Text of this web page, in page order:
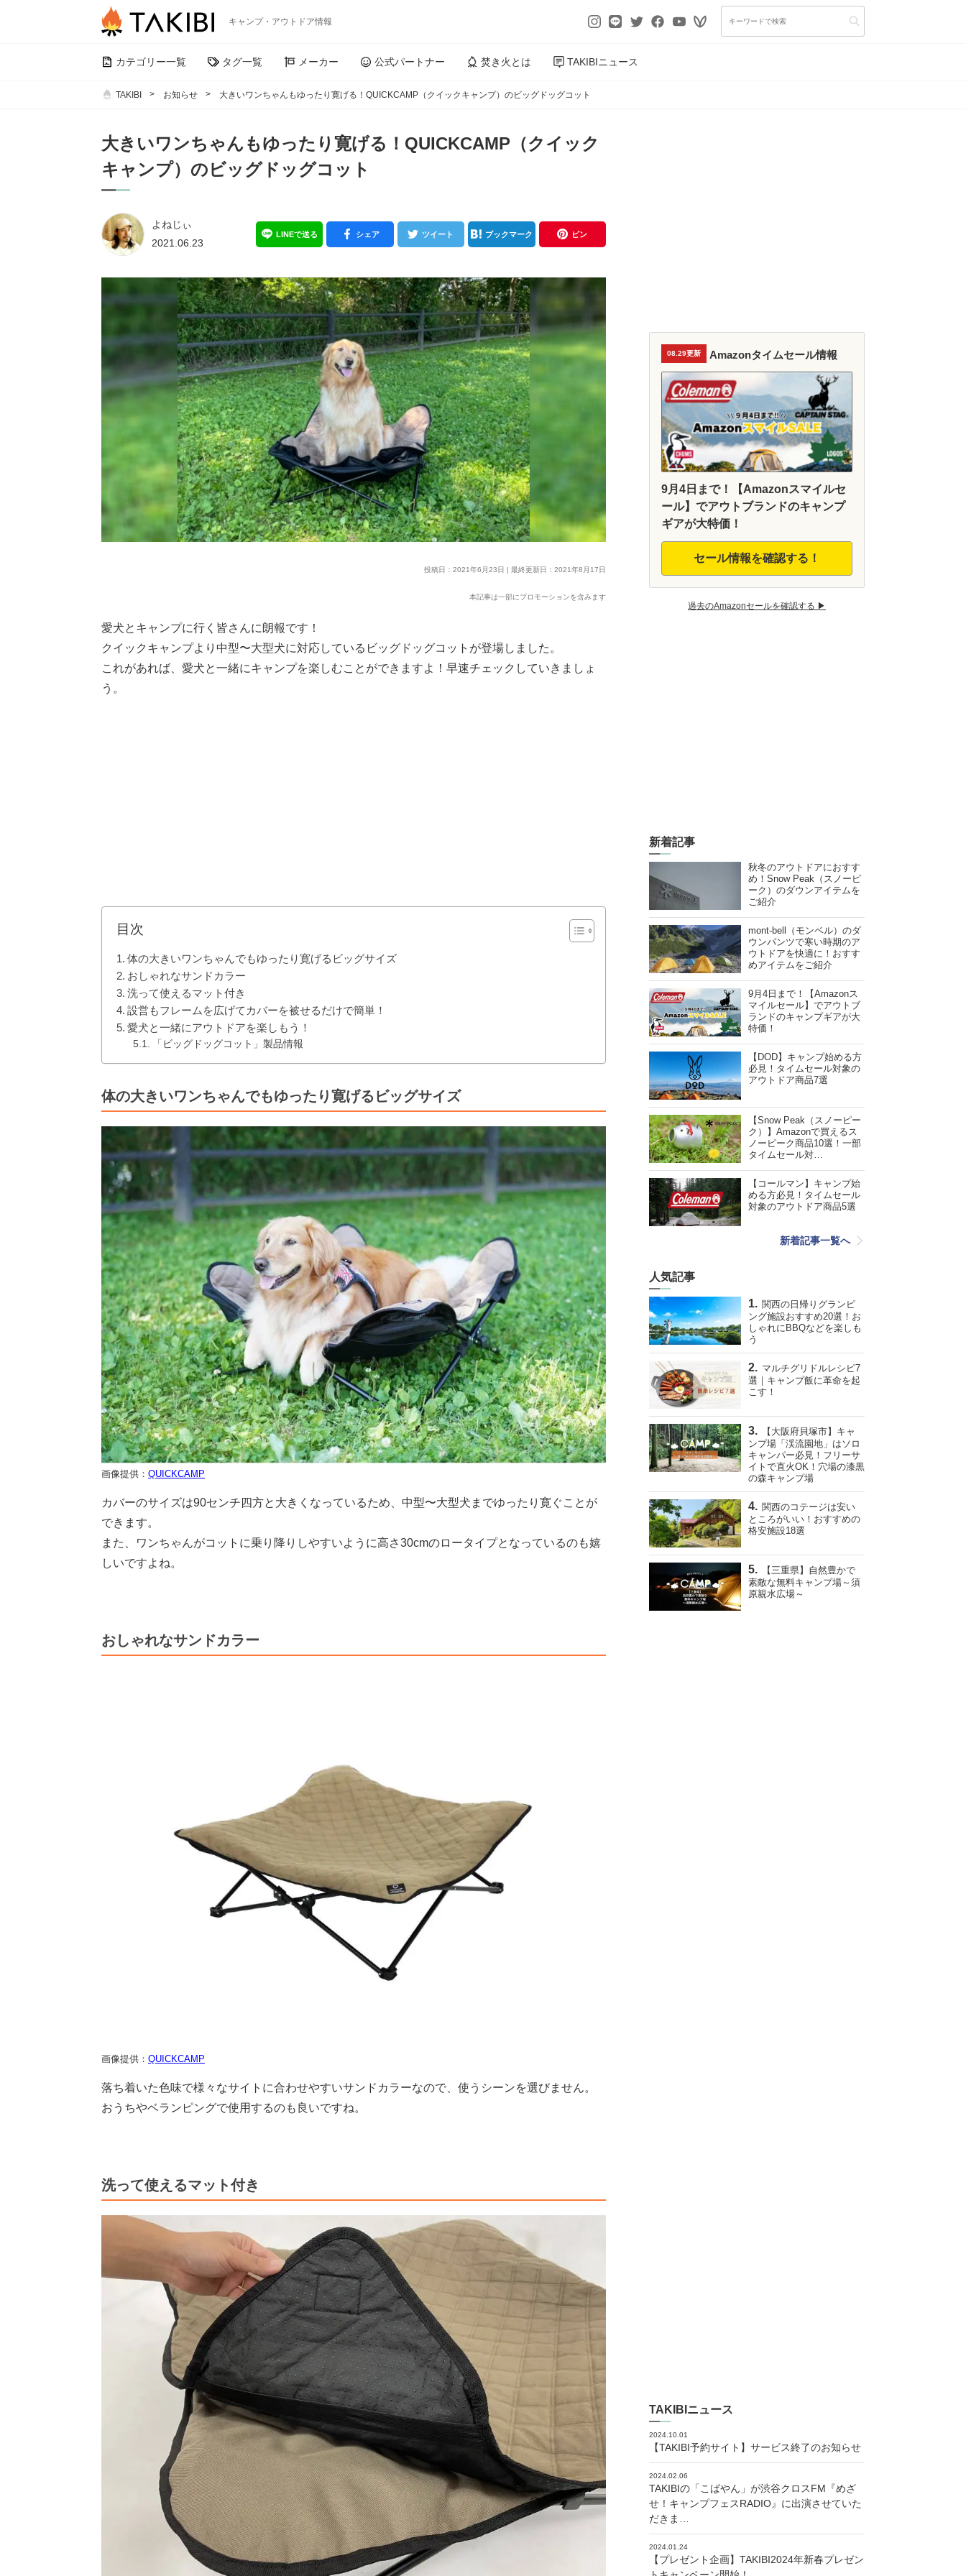
キャンプ・アウトドア情報
カテゴリー一覧 タグ一覧 メーカー 公式パートナー 焚き火とは TAKIBIニュース
TAKIBI お知らせ 大きいワンちゃんもゆったり寛げる！QUICKCAMP（クイックキャンプ）のビッグドッグコット
大きいワンちゃんもゆったり寛げる！QUICKCAMP（クイック
キャンプ）のビッグドッグコット
よねじぃ
2021.06.23
LINEで送る シェア ツイート ブックマーク ピン
投稿日：2021年6月23日 | 最終更新日：2021年8月17日
本記事は一部にプロモーションを含みます
愛犬とキャンプに行く皆さんに朗報です！
クイックキャンプより中型〜大型犬に対応しているビッグドッグコットが登場しました。
これがあれば、愛犬と一緒にキャンプを楽しむことができますよ！早速チェックしていきましょ
う。
目次
体の大きいワンちゃんでもゆったり寛げるビッグサイズ
おしゃれなサンドカラー
洗って使えるマット付き
設営もフレームを広げてカバーを被せるだけで簡単！
愛犬と一緒にアウトドアを楽しもう！
「ビッグドッグコット」製品情報
体の大きいワンちゃんでもゆったり寛げるビッグサイズ
画像提供： QUICKCAMP
カバーのサイズは90センチ四方と大きくなっているため、中型〜大型犬までゆったり寛ぐことが
できます。
また、ワンちゃんがコットに乗り降りしやすいように高さ30cmのロータイプとなっているのも嬉
しいですよね。
おしゃれなサンドカラー
画像提供： QUICKCAMP
落ち着いた色味で様々なサイトに合わせやすいサンドカラーなので、使うシーンを選びません。
おうちやベランピングで使用するのも良いですね。
洗って使えるマット付き
08.29更新 Amazonタイムセール情報
9月4日まで！【Amazonスマイルセ
ール】でアウトブランドのキャンプ
ギアが大特価！
セール情報を確認する！
過去のAmazonセールを確認する ▶︎
新着記事
秋冬のアウトドアにおすす
め！Snow Peak（スノーピ
ーク）のダウンアイテムを
ご紹介
mont-bell（モンベル）のダ
ウンパンツで寒い時期のア
ウトドアを快適に！おすす
めアイテムをご紹介
9月4日まで！【Amazonス
マイルセール】でアウトブ
ランドのキャンプギアが大
特価！
【DOD】キャンプ始める方
必見！タイムセール対象の
アウトドア商品7選
【Snow Peak（スノーピー
ク）】Amazonで買えるス
ノーピーク商品10選！一部
タイムセール対…
【コールマン】キャンプ始
める方必見！タイムセール
対象のアウトドア商品5選
新着記事一覧へ
人気記事
関西の日帰りグランピ
ング施設おすすめ20選！お
しゃれにBBQなどを楽しも
う
マルチグリドルレシピ7
選｜キャンプ飯に革命を起
こす！
【大阪府貝塚市】キャ
ンプ場「渓流園地」はソロ
キャンパー必見！フリーサ
イトで直火OK！穴場の漆黒
の森キャンプ場
関西のコテージは安い
ところがいい！おすすめの
格安施設18選
【三重県】自然豊かで
素敵な無料キャンプ場～須
原親水広場～
TAKIBIニュース
2024.10.01
【TAKIBI予約サイト】サービス終了のお知らせ
2024.02.06
TAKIBIの「こばやん」が渋谷クロスFM『めざ
せ！キャンプフェスRADIO』に出演させていた
だきま…
2024.01.24
【プレゼント企画】TAKIBI2024年新春プレゼン